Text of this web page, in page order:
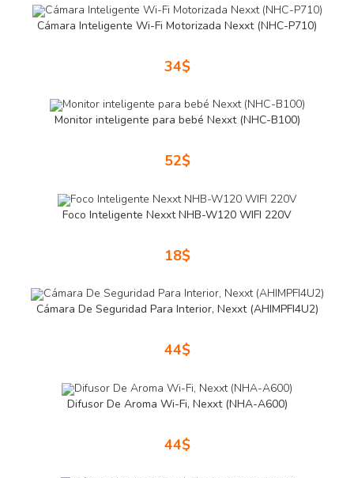
Cámara Inteligente Wi-Fi Motorizada Nexxt (NHC-P710)
34$
Monitor inteligente para bebé Nexxt (NHC-B100)
52$
Foco Inteligente Nexxt NHB-W120 WIFI 220V
18$
Cámara De Seguridad Para Interior, Nexxt (AHIMPFI4U2)
44$
Difusor De Aroma Wi-Fi, Nexxt (NHA-A600)
44$